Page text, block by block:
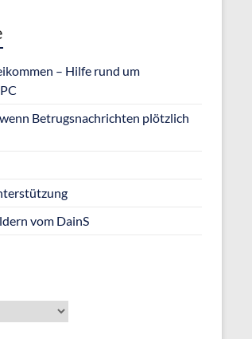
– Hilfe rund um
Betrugsnachrichten plötzlich
vom DainS